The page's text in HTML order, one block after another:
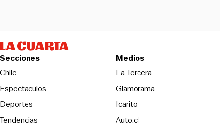
Secciones
Chile
Espectaculos
Deportes
Tendencias
Medios
La TerceraOpens in new
Glamorama
Icarito
Auto.cl